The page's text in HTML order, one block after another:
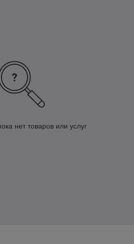
нет товаров или услуг